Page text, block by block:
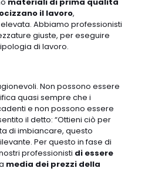
il lavoro,
Abbiamo professionisti
giuste, per eseguire
di lavoro.
Non possono essere
quasi sempre che i
e non possono essere
il detto: “Ottieni ciò per
di imbiancare, questo
Per questo in fase di
professionisti di essere
media dei prezzi della